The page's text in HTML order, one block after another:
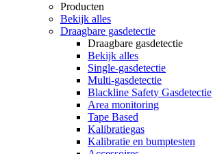
Producten
Bekijk alles
Draagbare gasdetectie
Draagbare gasdetectie
Bekijk alles
Single-gasdetectie
Multi-gasdetectie
Blackline Safety Gasdetectie
Area monitoring
Tape Based
Kalibratiegas
Kalibratie en bumptesten